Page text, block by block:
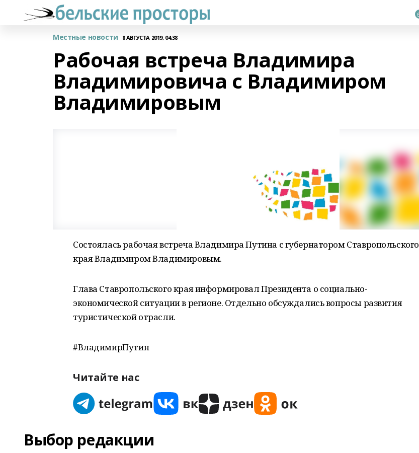
Местные новости 8 АВГУСТА 2019, 04:38
Рабочая встреча Владимира
Владимировича с Владимиром
Владимировым
Состоялась рабочая встреча Владимира Путина с губернатором Ставропольского
края Владимиром Владимировым.
Глава Ставропольского края информировал Президента о социально-
экономической ситуации в регионе. Отдельно обсуждались вопросы развития
туристической отрасли.
#ВладимирПутин
Читайте нас
Выбор редакции